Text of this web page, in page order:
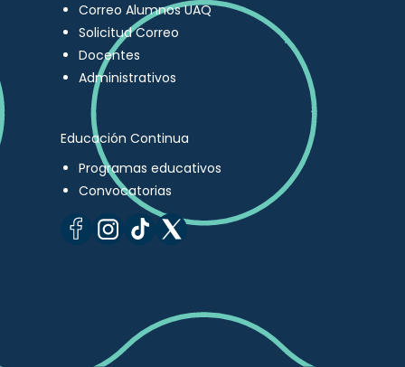
Correo Alumnos UAQ
Solicitud Correo
Docentes
Administrativos
Educación Continua
Programas educativos
Convocatorias